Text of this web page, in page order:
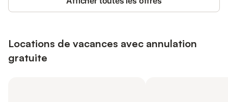
Locations de vacances avec annulation
gratuite